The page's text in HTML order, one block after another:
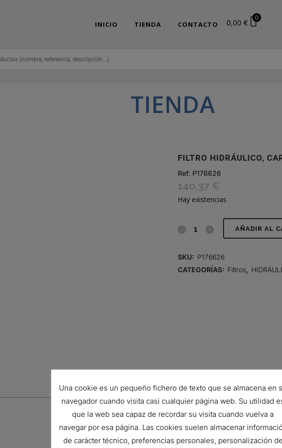
INICIO TIENDA CONTACTO 0,00 €
0
TIENDA
FILTRO HIDRÁULICO,
Ref: P176626
140,37 €
Hay existencias
FILTRO
CARTUCHO
AÑADIR AL
SKU: P176626
CATEGORÍAS: Filtros
54 mm
27.4 mm
229.5 mm
Una cookie es un pequeño fichero de texto que se almacena en
navegador cuando visita casi cualquier página web. Su utilidad
que la web sea capaz de recordar su visita cuando vuelva a
navegar por esa página. Las cookies suelen almacenar
de carácter técnico, preferencias personales, personalización de